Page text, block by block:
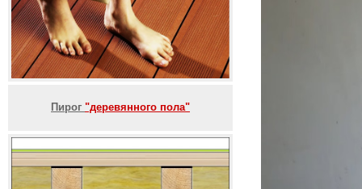
Пирог "деревянного пола"